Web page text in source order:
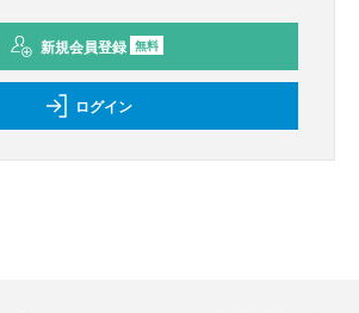
新規会員登録 無料
ログイン